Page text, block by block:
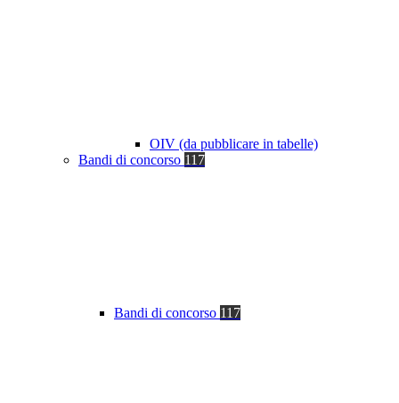
OIV (da pubblicare in tabelle)
Bandi di concorso 117
Bandi di concorso 117